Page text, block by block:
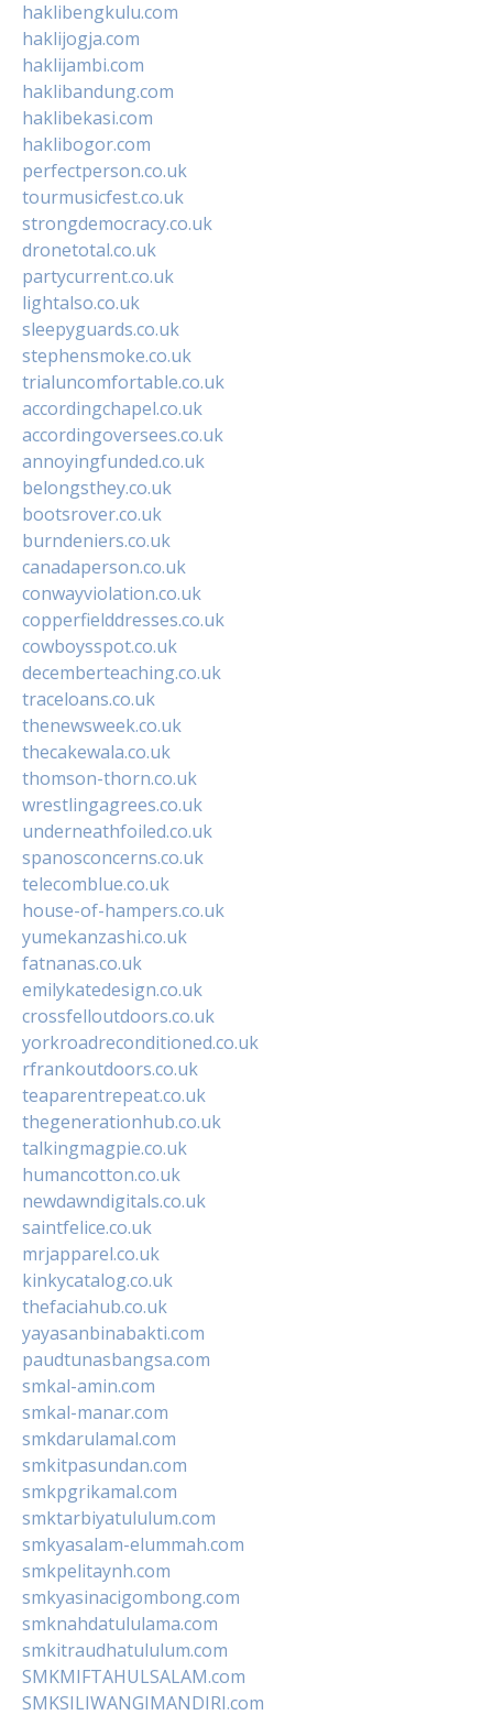
haklibengkulu.com
haklijogja.com
haklijambi.com
haklibandung.com
haklibekasi.com
haklibogor.com
perfectperson.co.uk
tourmusicfest.co.uk
strongdemocracy.co.uk
dronetotal.co.uk
partycurrent.co.uk
lightalso.co.uk
sleepyguards.co.uk
stephensmoke.co.uk
trialuncomfortable.co.uk
accordingchapel.co.uk
accordingoversees.co.uk
annoyingfunded.co.uk
belongsthey.co.uk
bootsrover.co.uk
burndeniers.co.uk
canadaperson.co.uk
conwayviolation.co.uk
copperfielddresses.co.uk
cowboysspot.co.uk
decemberteaching.co.uk
traceloans.co.uk
thenewsweek.co.uk
thecakewala.co.uk
thomson-thorn.co.uk
wrestlingagrees.co.uk
underneathfoiled.co.uk
spanosconcerns.co.uk
telecomblue.co.uk
house-of-hampers.co.uk
yumekanzashi.co.uk
fatnanas.co.uk
emilykatedesign.co.uk
crossfelloutdoors.co.uk
yorkroadreconditioned.co.uk
rfrankoutdoors.co.uk
teaparentrepeat.co.uk
thegenerationhub.co.uk
talkingmagpie.co.uk
humancotton.co.uk
newdawndigitals.co.uk
saintfelice.co.uk
mrjapparel.co.uk
kinkycatalog.co.uk
thefaciahub.co.uk
yayasanbinabakti.com
paudtunasbangsa.com
smkal-amin.com
smkal-manar.com
smkdarulamal.com
smkitpasundan.com
smkpgrikamal.com
smktarbiyatululum.com
smkyasalam-elummah.com
smkpelitaynh.com
smkyasinacigombong.com
smknahdatululama.com
smkitraudhatululum.com
SMKMIFTAHULSALAM.com
SMKSILIWANGIMANDIRI.com